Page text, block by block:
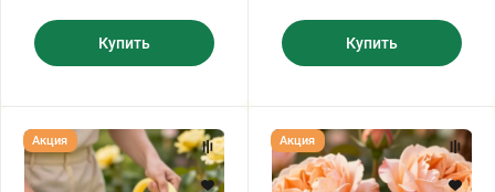
Купить Купить
Роза
"ШАРЛОТТА"
Акция
Роза
"ЭДИТ"
Акция